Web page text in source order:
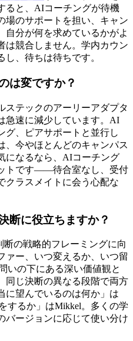
ると、AIコーチングが待機
場のサポートを担い、キャン
自分が何を求めているかがよ
は競合しません。学内カウン
、待ちは待ちです。
は変ですか？
テックのアーリーアダプタ
急速に減少しています。AI
グ、ピアサポートと並行し
、今やほとんどのキャンパス
になるなら、AIコーチング
トです——待合室なし、受付
クラスメイトに会う心配な
断に役立ちますか？
の戦略的フレーミングに向
ァー、いつ変えるか、いつ留
いの下にある深い価値観と
同じ決断の異なる段階で両方
望んでいるのは何か」は
するか」はMikkel。多くの学
バージョンに応じて使い分け